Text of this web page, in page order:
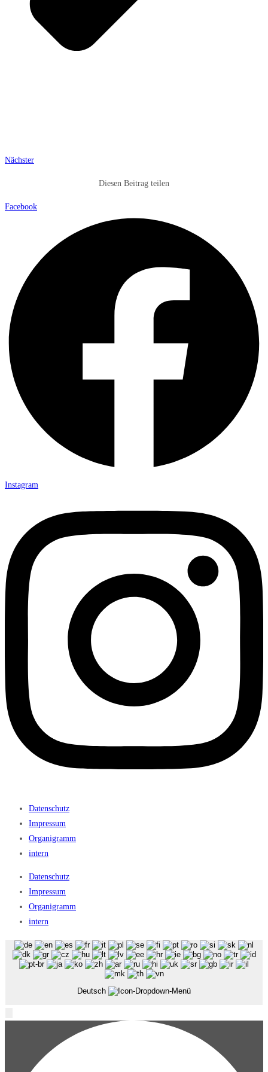
Nächster
Diesen Beitrag teilen
Facebook
Instagram
Datenschutz
Impressum
Organigramm
intern
Datenschutz
Impressum
Organigramm
intern
Deutsch